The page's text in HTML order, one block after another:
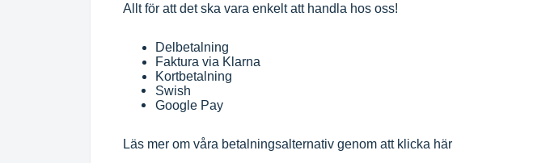
Allt för att det ska vara enkelt att handla hos oss!
Delbetalning
Faktura via Klarna
Kortbetalning
Swish
Google Pay
Läs mer om våra betalningsalternativ genom att klicka här